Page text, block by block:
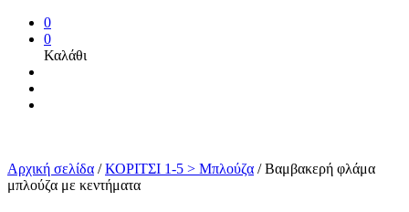
0
0
Καλάθι
Αρχική σελίδα / ΚΟΡΙΤΣΙ 1-5 > Μπλούζα /Βαμβακερή φλάμα
μπλούζα με κεντήματα